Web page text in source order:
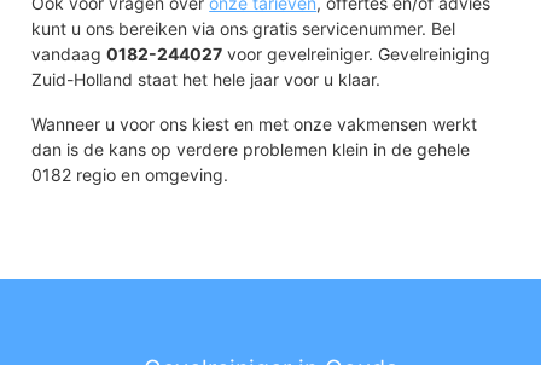
kunt u ons bereiken via ons gratis servicenummer. Bel
vandaag0182-244027 voor gevelreiniger. Gevelreiniging
Zuid-Holland staat het hele jaar voor u klaar.
Wanneer u voor ons kiest en met onze vakmensen werkt
dan is de kans op verdere problemen klein in de gehele
0182 regio en omgeving.